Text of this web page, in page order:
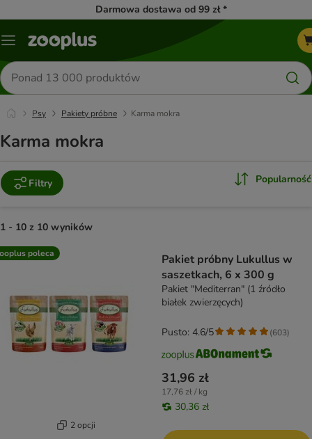
Darmowa dostawa od 99 zł *
Menu
Szukaj
produktów
Psy Pakiety próbne Karma mokra
Karma mokra
Filtry Popularność
1 - 10 z 10 wyników
product items have been changed
poleca
2 opcji
Pakiet próbny Lukullus w
saszetkach, 6 x 300 g
Pakiet "Mediterran" (1 źródło
białek zwierzęcych)
31,96 zł
17,76 zł / kg
30,36 zł
Pusto: 4.6/5 (603)